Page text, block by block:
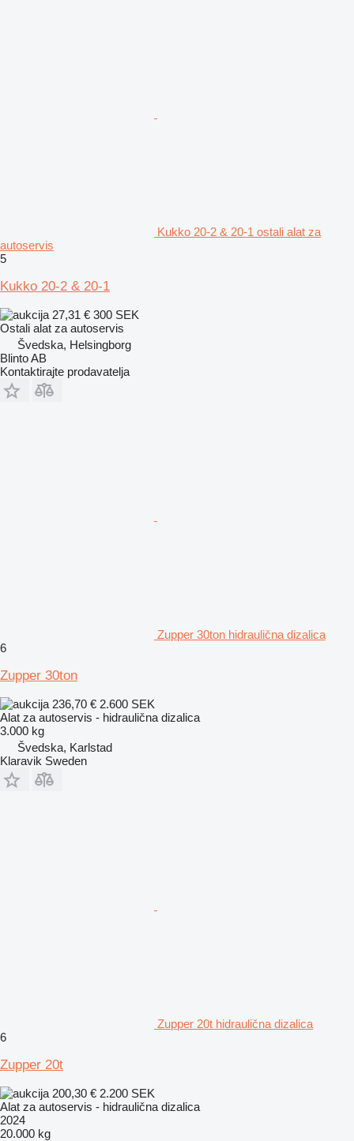
Kukko 20-2 & 20-1 ostali alat za
autoservis
5
Kukko 20-2 & 20-1
27,31 € 300 SEK
Ostali alat za autoservis
Švedska, Helsingborg
Blinto AB
Kontaktirajte prodavatelja
Zupper 30ton hidraulična dizalica
6
Zupper 30ton
236,70 € 2.600 SEK
Alat za autoservis - hidraulična dizalica
3.000 kg
Švedska, Karlstad
Klaravik Sweden
Zupper 20t hidraulična dizalica
6
Zupper 20t
200,30 € 2.200 SEK
Alat za autoservis - hidraulična dizalica
2024
20.000 kg